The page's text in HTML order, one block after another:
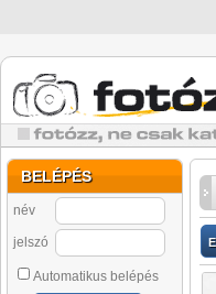
BELÉPÉS
név
jelszó
Automatikus belépés